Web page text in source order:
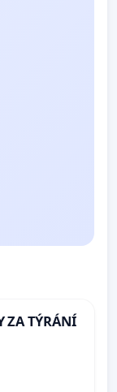
ZA TÝRÁNÍ